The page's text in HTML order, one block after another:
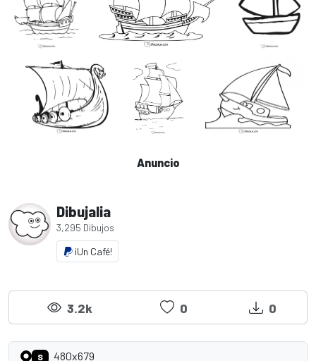
Anuncio
Dibujalia
3,295 Dibujos
¡Un Café!
3.2k 0 0
S 480x679